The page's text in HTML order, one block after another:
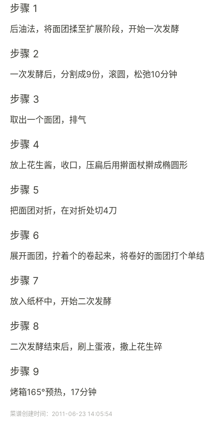
步骤 1
后油法，将面团揉至扩展阶段，开始一次发酵
步骤 2
一次发酵后，分割成9份，滚圆，松弛10分钟
步骤 3
取出一个面团，排气
步骤 4
放上花生酱，收口，压扁后用擀面杖擀成椭圆形
步骤 5
把面团对折，在对折处切4刀
步骤 6
展开面团，拧着个的卷起来，将卷好的面团打个单结
步骤 7
放入纸杯中，开始二次发酵
步骤 8
二次发酵结束后，刷上蛋液，撒上花生碎
步骤 9
烤箱165°预热，17分钟
菜谱创建时间：2011-06-23 14:05:54